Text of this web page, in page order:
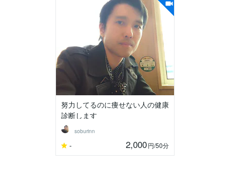
努力してるのに痩せない人の健康
診断します
soburinn
- 2,000円/50分